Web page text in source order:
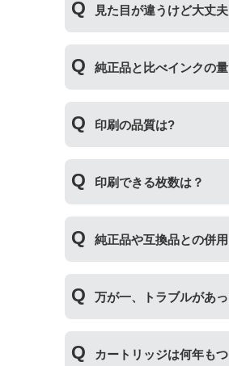
いただくことができます
見た目が違うけど大丈夫
場合もございます。使
純正品と比べインクの量
純正より印刷数量が多
印刷の品質は?
その他にも純正品、詰
純正インク・互換イン
印刷できる枚数は？
純正より印刷数量が多
純正品や互換品との併用
製品の詰め替えインク
い。
万が一、トラブルがあ
内、ご使用プリンタ―に
カートリッジは何年もつ